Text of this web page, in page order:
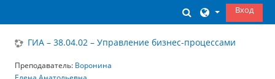
ИзменитьВход
ГИА – 38.04.02 – Управление бизнес-процессами
Преподаватель: Воронина